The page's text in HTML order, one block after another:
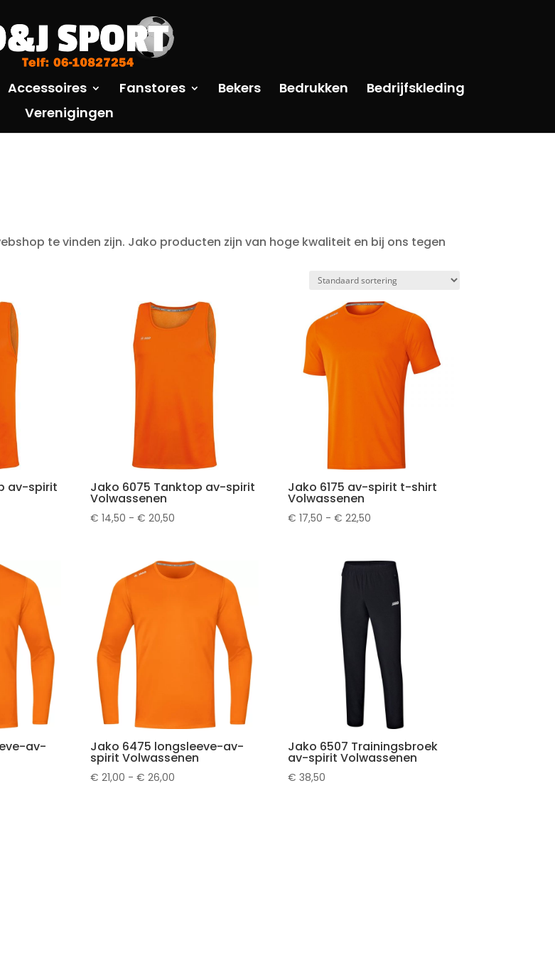
Accessoires Fanstores Bekers Bedrukken
Bedrijfskleding
Verenigingen
te vinden zijn. Jako producten zijn van hoge kwaliteit en bij ons tegen
av-spirit Jako 6075 Tanktop av-spirit
Volwassenen
€ 14,50 - € 20,50
€ 20,50
Jako 6175 av-spirit t-shirt
Volwassenen
€ 17,50 - € 22,50
€ 22,50
av- Jako 6475 longsleeve-av-
spirit Volwassenen
€ 21,00 - € 26,00
Jako 6507 Trainingsbroek
av-spirit Volwassenen
€ 38,50